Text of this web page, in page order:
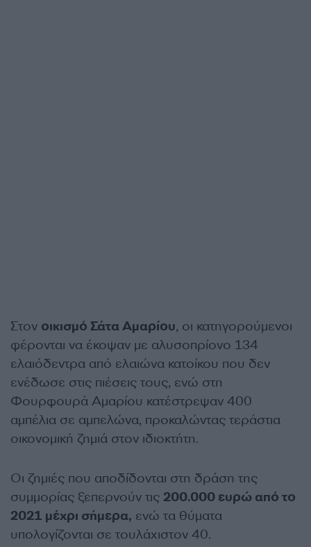
Στον οικισμό Σάτα Αμαρίου, οι κατηγορούμενοι
φέρονται να έκοψαν με αλυσοπρίονο 134
ελαιόδεντρα από ελαιώνα κατοίκου που δεν
ενέδωσε στις πιέσεις τους, ενώ στη
Φουρφουρά Αμαρίου κατέστρεψαν 400
αμπέλια σε αμπελώνα, προκαλώντας τεράστια
οικονομική ζημιά στον ιδιοκτήτη.
Οι ζημιές που αποδίδονται στη δράση της
συμμορίας ξεπερνούν τις 200.000 ευρώ από το
2021 μέχρι σήμερα, ενώ τα θύματα
υπολογίζονται σε τουλάχιστον 40.